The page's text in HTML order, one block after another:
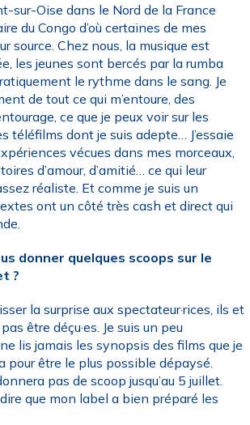
sur-Oise dans le Nord de la France
du Congo d’où certaines de mes
source. Chez nous, la musique est
les jeunes sont bercés par la rumba
le rythme dans le sang. Je
de tout ce qui m’entoure, des
ce que je peux voir sur les
téléfilms dont je suis adepte… J’essaie
vécues dans mes morceaux,
d’amour, d’amitié… ce qui leur
réaliste. Et comme je suis un
ont un côté très cash et direct qui
donner quelques scoops sur le
?
la surprise aux spectateur·rices, ils et
être déçu·es. Je suis un peu
lis jamais les synopsis des films que je
pour être le plus possible dépaysé.
pas de scoop jusqu’au 5 juillet.
que mon label a bien préparé les